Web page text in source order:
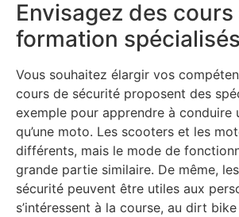
Envisagez des cours
formation spécialisés
Vous souhaitez élargir vos
cours de sécurité proposent des
exemple pour apprendre à conduire
qu’une moto. Les scooters et les
différents, mais le mode de
grande partie similaire. De même,
sécurité peuvent être utiles aux
s’intéressent à la course, au dirt